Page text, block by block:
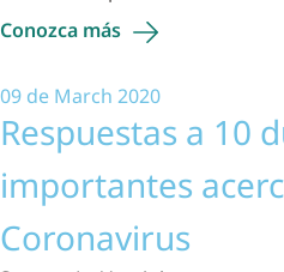
Conozca más
09 de March 2020
Respuestas a 10
importantes
Coronavirus